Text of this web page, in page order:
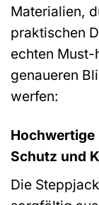
Materialien,
praktischen
echten Must-
genaueren
werfen:
Schutz und
Die